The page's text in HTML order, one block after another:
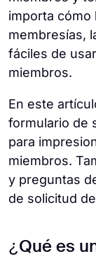
importa cómo
membresías,
fáciles de
miembros.
En este
formulario de
para
miembros.
y preguntas
de solicitud
¿Qué es